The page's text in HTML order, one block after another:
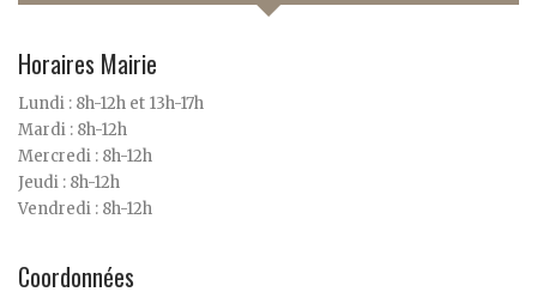
Horaires Mairie
Lundi : 8h-12h et 13h-17h
Mardi : 8h-12h
Mercredi : 8h-12h
Jeudi : 8h-12h
Vendredi : 8h-12h
Coordonnées